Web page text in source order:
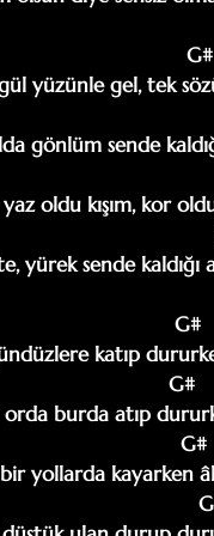
G#
yüzünle gel, tek
yolda
yaz oldu
yürek sende kaldığı
G#
katıp
G#
orda burda atıp
G#
yollarda kayarken